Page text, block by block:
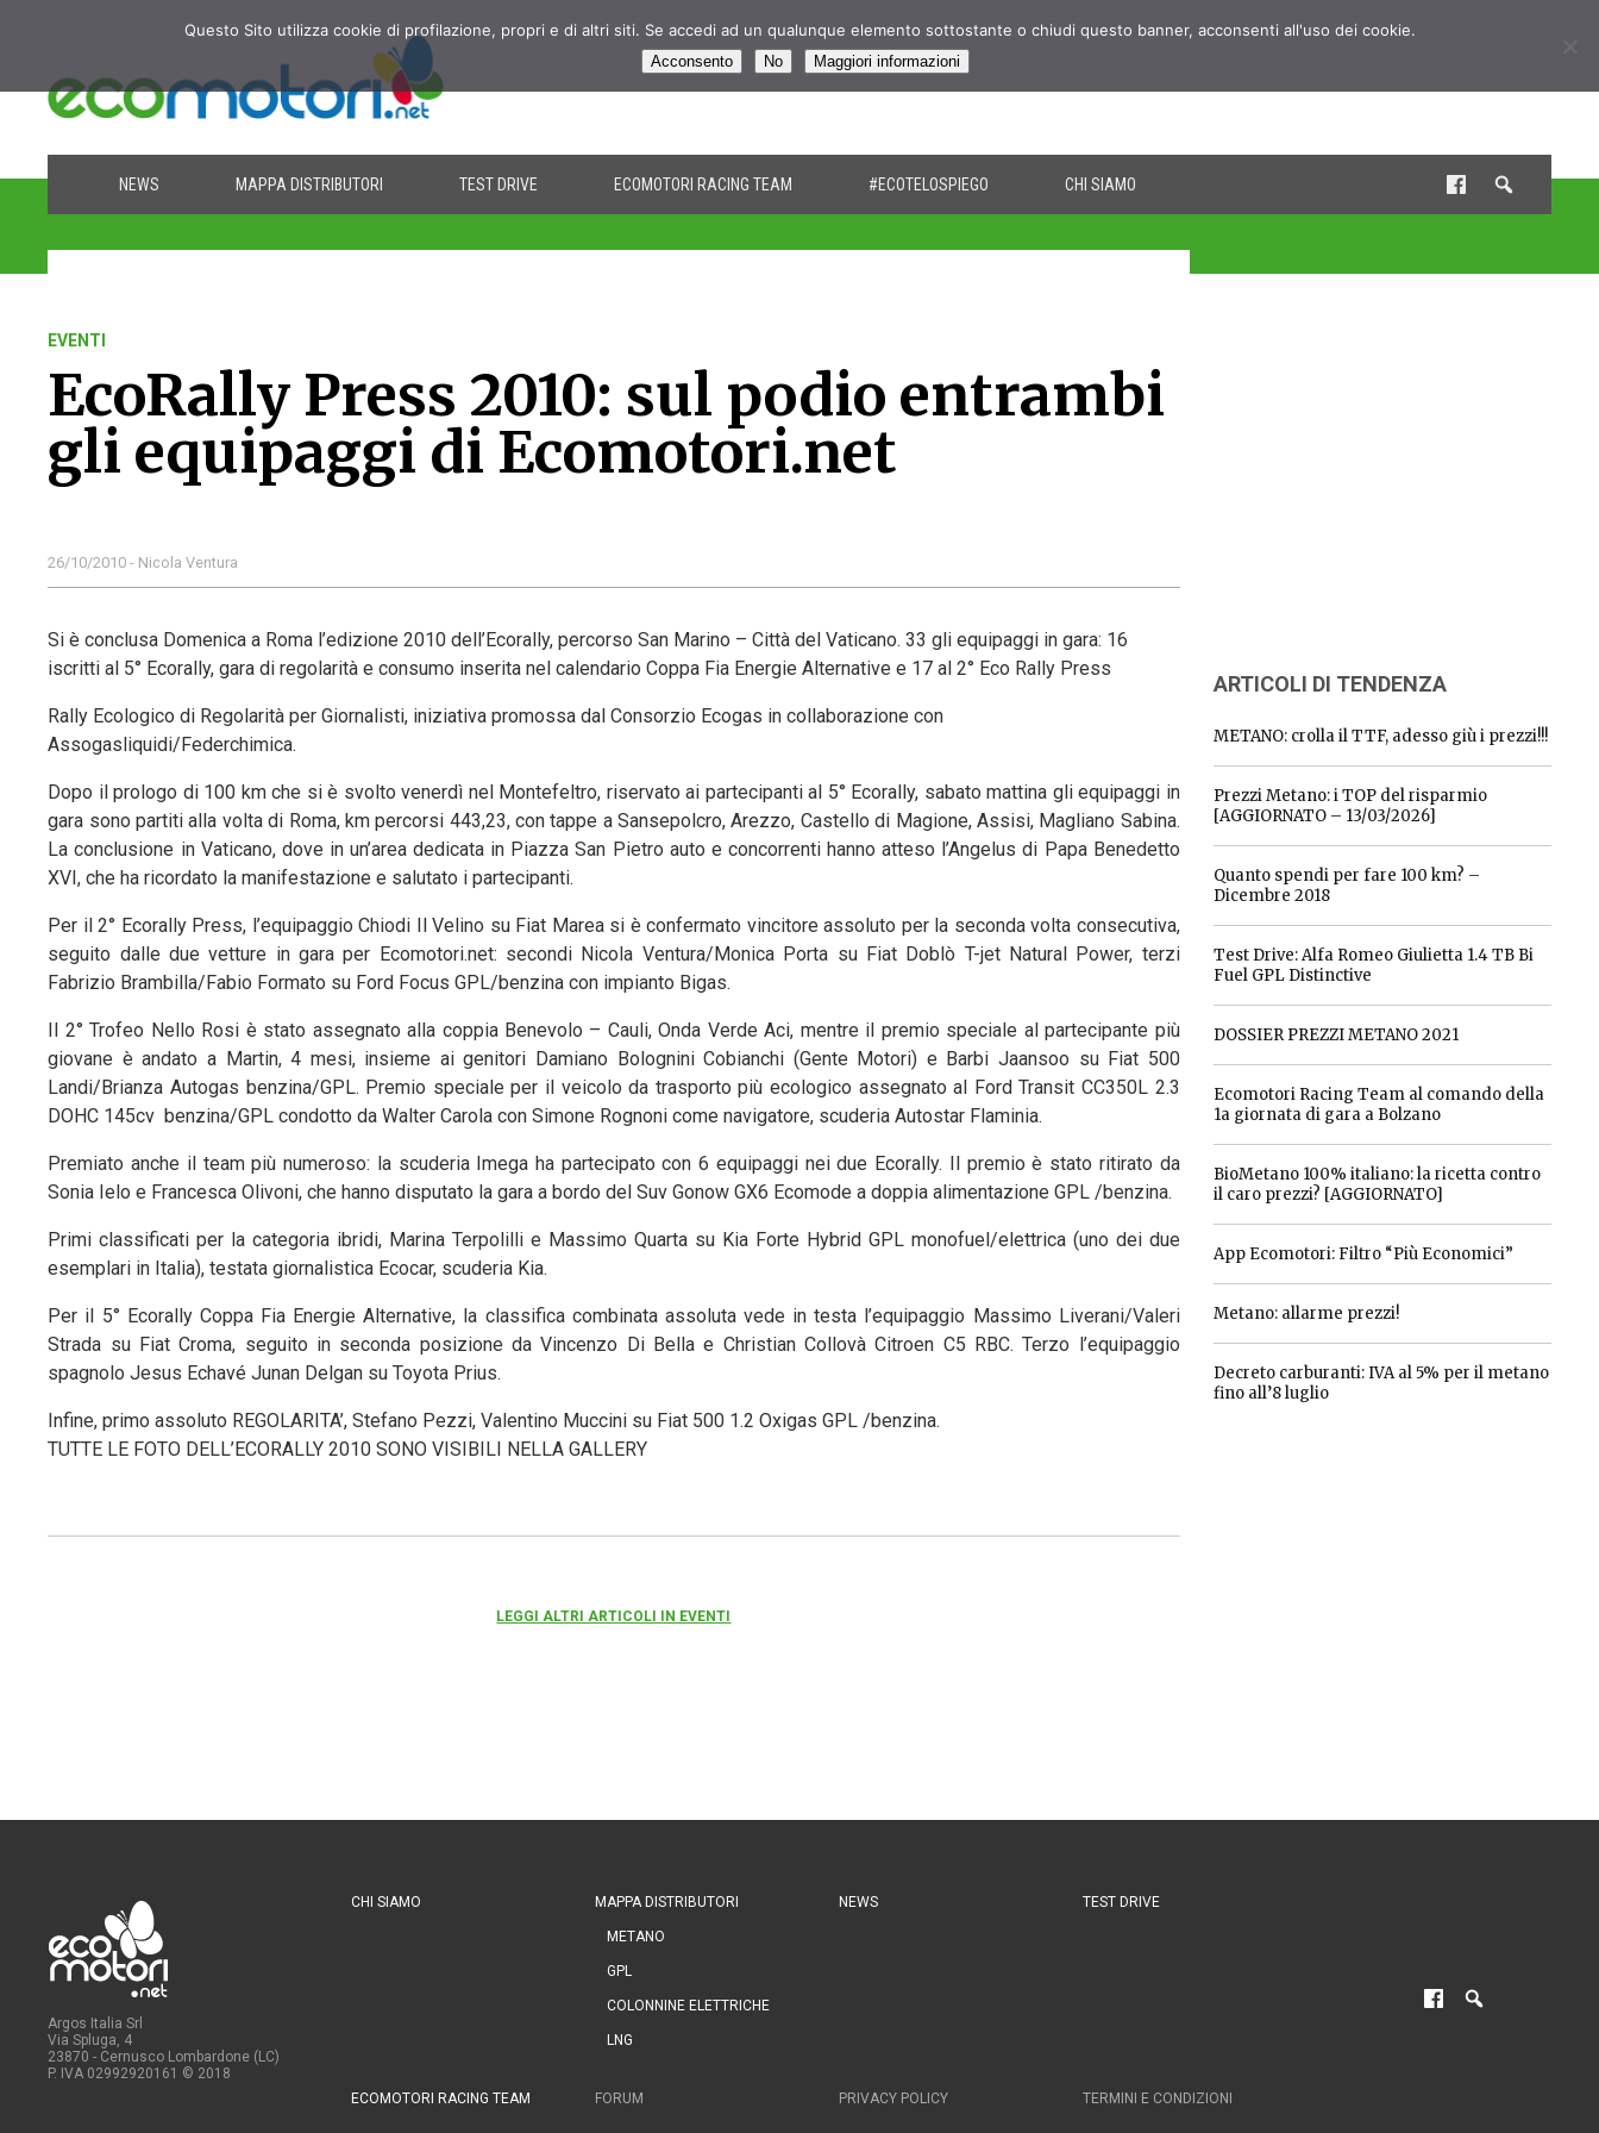
NEWS MAPPA DISTRIBUTORI TEST DRIVE ECOMOTORI RACING TEAM #ECOTELOSPIEGO CHI SIAMO
EVENTI
EcoRally Press 2010: sul podio entrambi
gli equipaggi di Ecomotori.net
26/10/2010 - Nicola Ventura
Si è conclusa Domenica a Roma l’edizione 2010 dell’Ecorally, percorso San Marino – Città del Vaticano. 33 gli equipaggi in gara: 16
iscritti al 5° Ecorally, gara di regolarità e consumo inserita nel calendario Coppa Fia Energie Alternative e 17 al 2° Eco Rally Press
Rally Ecologico di Regolarità per Giornalisti, iniziativa promossa dal Consorzio Ecogas in collaborazione con
Assogasliquidi/Federchimica.
Dopo il prologo di 100 km che si è svolto venerdì nel Montefeltro, riservato ai partecipanti al 5° Ecorally, sabato mattina gli equipaggi in
gara sono partiti alla volta di Roma, km percorsi 443,23, con tappe a Sansepolcro, Arezzo, Castello di Magione, Assisi, Magliano Sabina.
La conclusione in Vaticano, dove in un’area dedicata in Piazza San Pietro auto e concorrenti hanno atteso l’Angelus di Papa Benedetto
XVI, che ha ricordato la manifestazione e salutato i partecipanti.
Per il 2° Ecorally Press, l’equipaggio Chiodi Il Velino su Fiat Marea si è confermato vincitore assoluto per la seconda volta consecutiva,
seguito dalle due vetture in gara per Ecomotori.net: secondi Nicola Ventura/Monica Porta su Fiat Doblò T-jet Natural Power, terzi
Fabrizio Brambilla/Fabio Formato su Ford Focus GPL/benzina con impianto Bigas.
Il 2° Trofeo Nello Rosi è stato assegnato alla coppia Benevolo – Cauli, Onda Verde Aci, mentre il premio speciale al partecipante più
giovane è andato a Martin, 4 mesi, insieme ai genitori Damiano Bolognini Cobianchi (Gente Motori) e Barbi Jaansoo su Fiat 500
Landi/Brianza Autogas benzina/GPL. Premio speciale per il veicolo da trasporto più ecologico assegnato al Ford Transit CC350L 2.3
DOHC 145cv benzina/GPL condotto da Walter Carola con Simone Rognoni come navigatore, scuderia Autostar Flaminia.
Premiato anche il team più numeroso: la scuderia Imega ha partecipato con 6 equipaggi nei due Ecorally. Il premio è stato ritirato da
Sonia Ielo e Francesca Olivoni, che hanno disputato la gara a bordo del Suv Gonow GX6 Ecomode a doppia alimentazione GPL /benzina.
Primi classificati per la categoria ibridi, Marina Terpolilli e Massimo Quarta su Kia Forte Hybrid GPL monofuel/elettrica (uno dei due
esemplari in Italia), testata giornalistica Ecocar, scuderia Kia.
Per il 5° Ecorally Coppa Fia Energie Alternative, la classifica combinata assoluta vede in testa l’equipaggio Massimo Liverani/Valeri
Strada su Fiat Croma, seguito in seconda posizione da Vincenzo Di Bella e Christian Collovà Citroen C5 RBC. Terzo l’equipaggio
spagnolo Jesus Echavé Junan Delgan su Toyota Prius.
Infine, primo assoluto REGOLARITA’, Stefano Pezzi, Valentino Muccini su Fiat 500 1.2 Oxigas GPL /benzina.
TUTTE LE FOTO DELL’ECORALLY 2010 SONO VISIBILI NELLA GALLERY
LEGGI ALTRI ARTICOLI IN EVENTI
ARTICOLI DI TENDENZA
METANO: crolla il TTF, adesso giù i prezzi!!!
Prezzi Metano: i TOP del risparmio
[AGGIORNATO – 13/03/2026]
Quanto spendi per fare 100 km? –
Dicembre 2018
Test Drive: Alfa Romeo Giulietta 1.4 TB Bi
Fuel GPL Distinctive
DOSSIER PREZZI METANO 2021
Ecomotori Racing Team al comando della
1a giornata di gara a Bolzano
BioMetano 100% italiano: la ricetta contro
il caro prezzi? [AGGIORNATO]
App Ecomotori: Filtro “Più Economici”
Metano: allarme prezzi!
Decreto carburanti: IVA al 5% per il metano
fino all’8 luglio
Argos Italia Srl
Via Spluga, 4
23870 - Cernusco Lombardone (LC)
P. IVA 02992920161 © 2018
CHI SIAMO MAPPA DISTRIBUTORI
METANO
GPL
COLONNINE ELETTRICHE
LNG
NEWS TEST DRIVE
ECOMOTORI RACING TEAM FORUM PRIVACY POLICY TERMINI E CONDIZIONI
Questo Sito utilizza cookie di profilazione, propri e di altri siti. Se accedi ad un qualunque elemento sottostante o chiudi questo banner, acconsenti all'uso dei cookie.
Acconsento No Maggiori informazioni